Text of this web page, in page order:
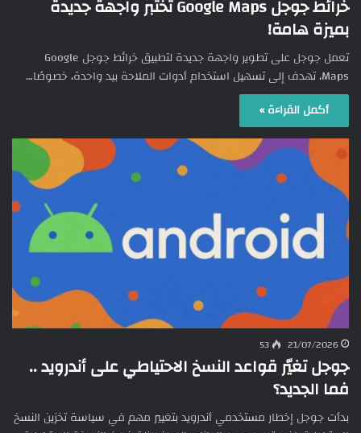
خرائط جوجل Google Maps تختبر واجهة جديدة
بميزة هامة!
تعمل جوجل على تطوير واجهة جديدة لتطبيق خرائط جوجل Google
Maps، تهدف إلى تسهيل استخدام أدوات الملاحة بيد واحدة، خصوصًا…
أكمل القراءة »
21/07/2026
53
جوجل تغيّر قواعد النسخ الاحتياطي على أندرويد ..
فما الجديد؟
بدأت جوجل إخطار مستخدمي أندرويد بتغيير مهم في سياسة تخزين النسخ